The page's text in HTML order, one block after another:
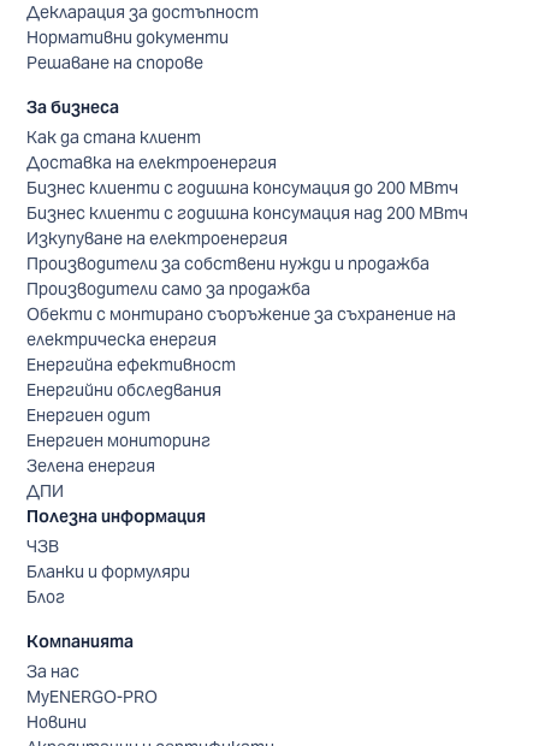
Декларация за достъпност
Нормативни документи
Решаване на спорове
За бизнеса
Как да стана клиент
Доставка на електроенергия
Бизнес клиенти с годишна консумация до 200 МВтч
Бизнес клиенти с годишна консумация над 200 МВтч
Изкупуване на електроенергия
Производители за собствени нужди и продажба
Производители само за продажба
Обекти с монтирано съоръжение за съхранение на
електрическа енергия
Енергийна ефективност
Енергийни обследвания
Енергиен одит
Енергиен мониторинг
Зелена енергия
ДПИ
Полезна информация
ЧЗВ
Бланки и формуляри
Блог
Компанията
За нас
MyENERGO-PRO
Новини